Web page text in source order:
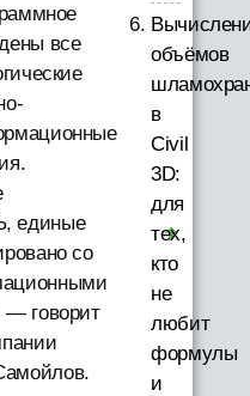
все
единые
со
— говорит
объёмов
в
Civil
3D:
для
тех,
кто
не
любит
формулы
и